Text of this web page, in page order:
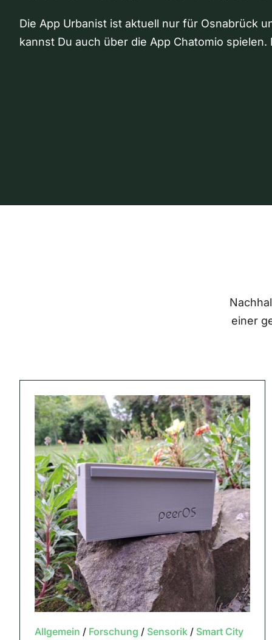
Die App Urbanist ist aktuell nur für Osnabrück
kannst Du auch über die App Chatomio
einer
Allgemein / Forschung / Sensorik/ Smart City